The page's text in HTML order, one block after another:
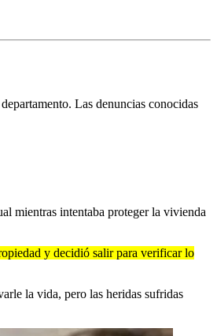
Las denuncias conocidas
mientras intentaba proteger la vivienda
y decidió salir para verificar lo
la vida, pero las heridas sufridas